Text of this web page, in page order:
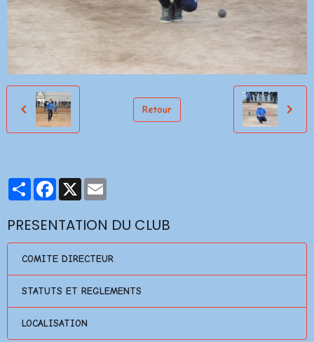
Retour
PartagerFacebook
X
PRESENTATION DU CLUB
COMITE DIRECTEUR
STATUTS ET REGLEMENTS
LOCALISATION